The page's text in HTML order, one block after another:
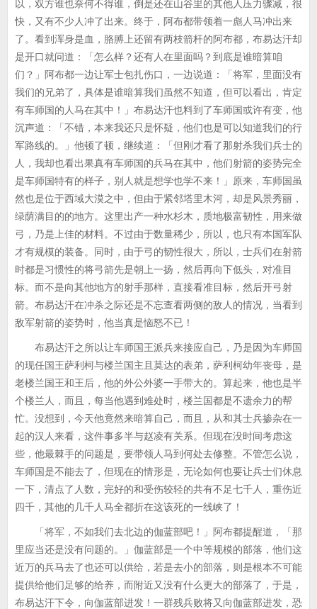
以，双方谁也奈何不得谁，倒是还在山谷里的其他人压力骤减，很
快，又有不少人冲了出来。终于，阿布都带领着一彪人马冲出来
了。看到浑身是血，胳膊上还留有两枝箭杆的阿布都，布易达汗却
是开口就问道：「怎么样？还有人在里面吗？到底是谁暗算咱
们？」阿布都一边让军士包扎伤口，一边说道：「将军，里面没有
我们的兄弟了，具体是谁暗算我们虽然不知道，但可以看出，肯定
有车师国的人马在其中！」布易达汗也料到了车师国或许有变，他
沉声道：「不错，本来我还只是怀疑，他们也是可以知道我们的行
军路线的。」他顿了顿，继续道：「但刚才看了那射杀我们兵士的
人，我却也看出果真有车师国的兵马在其中，他们射箭的姿势完全
是车师国特有的样子，别人就是想学也学不来！」原来，车师国虽
然也是位于西域大漠之中，但由于紧邻塔里木河，却是风景秀丽，
绿荫满目的的地方。这里出产一种水杉木，质地极富韧性，用来做
弓，乃是上佳的材料。不过由于数量稀少，所以，也只有本国军队
才有规模的装备。同时，由于弓的韧性很大，所以，士兵们在射箭
时都是习惯性的将弓箭先是朝上一扬，然后再向下低头，对准目
标。而不是向其他地方的射手那样，直接看准目标，然后开弓射
箭。布易达汗在冲杀之际还是不忘查看两侧的敌人的情况，当看到
敌军射箭的姿势时，他当真是恼怒不已！
布易达汗之所以让车师国王派兵来接应自己，乃是因为车师国
的现任国王萨利柯与楼兰国主且莫达的表弟，萨利柯幼年丧母，是
老楼兰国王和王后，他的外公外婆一手带大的。算起来，他也是半
个楼兰人，而且，每当他遇到难处时，楼兰国都是不遗余力的帮
忙。没想到，今天他竟然来暗算自己，而且，从和其士兵掺杂在一
起的汉人来看，这件事多半与赵凌有关系。但现在没时间考虑这
些，他最棘手的问题是，要带领人马到何处去修整。不管怎么说，
车师国是不能去了，但现在的情形是，无论如何也要让兵士们休息
一下，清点了人数，完好的和受伤较轻的共有不足七千人，重伤近
四千，其他的几千人马全都折在这该死的一线峡了！
「将军，不如我们去北边的伽蓝部吧！」阿布都提醒道，「那
里应当还是没有问题的。」伽蓝部是一个中等规模的部落，他们这
近万的兵马去了也还可以供给，若是去小的部落，则是根本不可能
提供给他们足够的给养，而附近又没有什么更大的部落了，于是，
布易达汗下令，向伽蓝部进发！一群残兵败将又向伽蓝部进发，恐